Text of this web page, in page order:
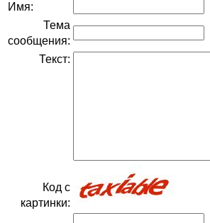
Имя:
Тема
сообщения:
Текст:
Код с
картинки: